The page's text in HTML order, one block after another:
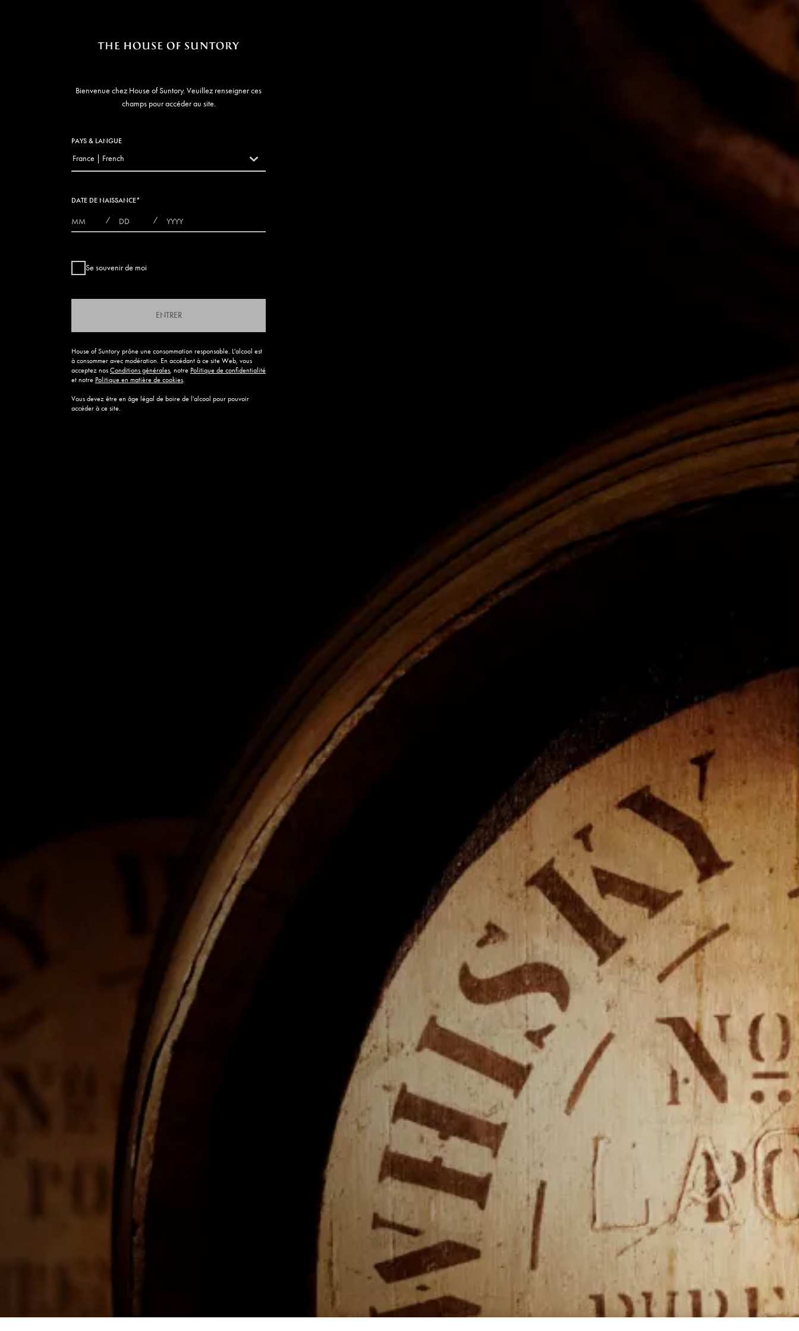
Bienvenue chez House of Suntory. Veuillez renseigner ces
champs pour accéder au site.
PAYS & LANGUE
countryDropdown
France | French
DATE DE NAISSANCE*
MONTHS
/ DAYS / YEAR
Se souvenir de moi
ENTRER
House of Suntory prône une consommation responsable. L'alcool est
à consommer avec modération. En accédant à ce site Web, vous
acceptez nos Conditions générales, notre Politique de confidentialité
et notre Politique en matière de cookies.
Vous devez être en âge légal de boire de l'alcool pour pouvoir
accéder à ce site.